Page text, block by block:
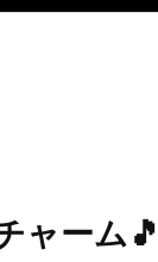
ャーム🎵